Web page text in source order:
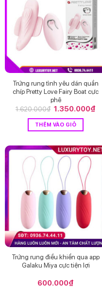
Trứng rung tình yêu dán quần
chíp Pretty Love Fairy Boat cực
phê
1.620.000₫ Giá
là:
1.620.000₫.
1.350.000₫Giá
THÊM VÀO GIỎ
Trứng rung điều khiển qua app
Galaku Miya cực tiện lợi
600.000₫